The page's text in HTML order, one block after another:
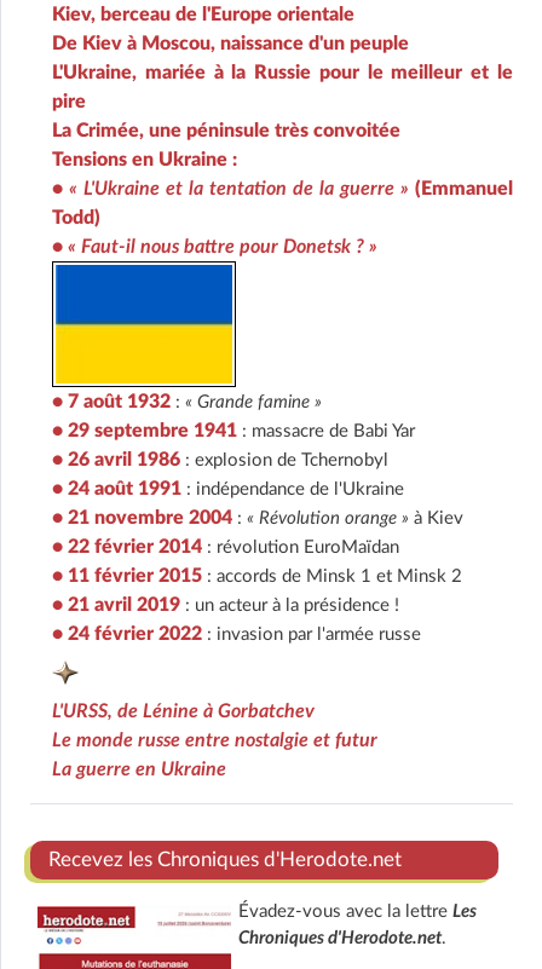
Kiev, berceau de l'Europe orientale
De Kiev à Moscou, naissance d'un peuple
L'Ukraine, mariée à la Russie pour le meilleur et le
pire
La Crimée, une péninsule très convoitée
Tensions en Ukraine :
• « L'Ukraine et la tentation de la guerre » (Emmanuel
Todd)
• « Faut-il nous battre pour Donetsk ? »
• 7 août 1932 : « Grande famine »
• 29 septembre 1941 : massacre de Babi Yar
• 26 avril 1986 : explosion de Tchernobyl
• 24 août 1991 : indépendance de l'Ukraine
• 21 novembre 2004 : « Révolution orange » à Kiev
• 22 février 2014 : révolution EuroMaïdan
• 11 février 2015 : accords de Minsk 1 et Minsk 2
• 21 avril 2019 : un acteur à la présidence !
• 24 février 2022 : invasion par l'armée russe
L'URSS, de Lénine à Gorbatchev
Le monde russe entre nostalgie et futur
La guerre en Ukraine
Recevez les Chroniques d'Herodote.net
Évadez-vous avec la lettre Les
Chroniques d'Herodote.net.